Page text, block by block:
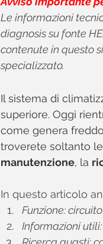
Le informazioni
diagnosis su fonte
contenute in questo
specializzato.
Il sistema di
superiore. Oggi
come genera
troverete soltanto
manutenzione, la
In questo articolo
Funzione:
Informazioni